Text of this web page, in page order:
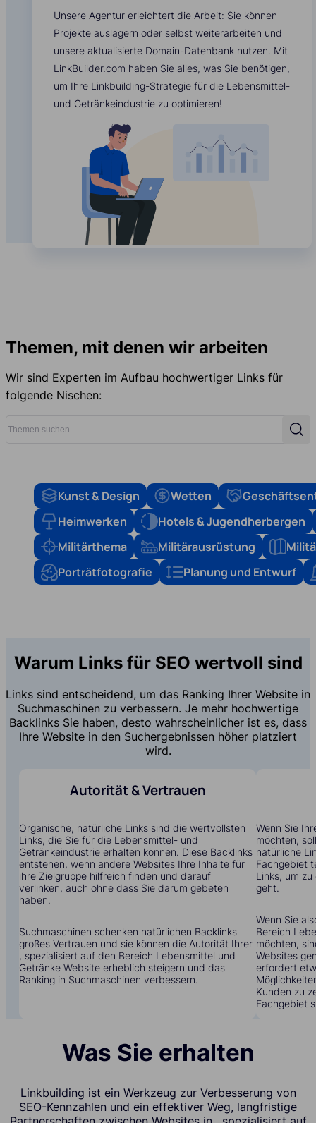
Unsere Agentur erleichtert die Arbeit: Sie können
Projekte auslagern oder selbst weiterarbeiten und
unsere aktualisierte Domain-Datenbank nutzen. Mit
LinkBuilder.com haben Sie alles, was Sie benötigen,
um Ihre Linkbuilding-Strategie für die Lebensmittel-
und Getränkeindustrie zu optimieren!
Themen, mit denen wir arbeiten
Wir sind Experten im Aufbau hochwertiger Links für
folgende Nischen:
Kunst & Design Wetten
Heimwerken
Hotels & Jugendherbergen
Militärthema
Militärausrüstung
Porträtfotografie
Planung und Entwurf
Warum Links für SEO wertvoll sind
Links sind entscheidend, um das Ranking Ihrer Website in
Suchmaschinen zu verbessern. Je mehr hochwertige
Backlinks Sie haben, desto wahrscheinlicher ist es, dass
Ihre Website in den Suchergebnissen höher platziert
wird.
Autorität & Vertrauen
Organische, natürliche Links sind die wertvollsten
Links, die Sie für die Lebensmittel- und
Getränkeindustrie erhalten können. Diese Backlinks
entstehen, wenn andere Websites Ihre Inhalte für
ihre Zielgruppe hilfreich finden und darauf
verlinken, auch ohne dass Sie darum gebeten
haben.
Suchmaschinen schenken natürlichen Backlinks
großes Vertrauen und sie können die Autorität Ihrer
, spezialisiert auf den Bereich Lebensmittel und
Getränke Website erheblich steigern und das
Ranking in Suchmaschinen verbessern.
Wenn Sie
möchten,
natürliche
Fachgebiet
Links, um
geht.
Wenn Sie
Bereich
möchten,
Websites
erfordert
Kunden zu
Fachgebiet
Was Sie erhalten
Linkbuilding ist ein Werkzeug zur Verbesserung von
SEO-Kennzahlen und ein effektiver Weg, langfristige